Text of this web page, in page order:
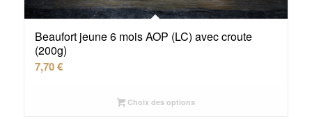
Beaufort jeune 6 mois AOP (LC) avec croute
(200g)
7,70€
Choix des options